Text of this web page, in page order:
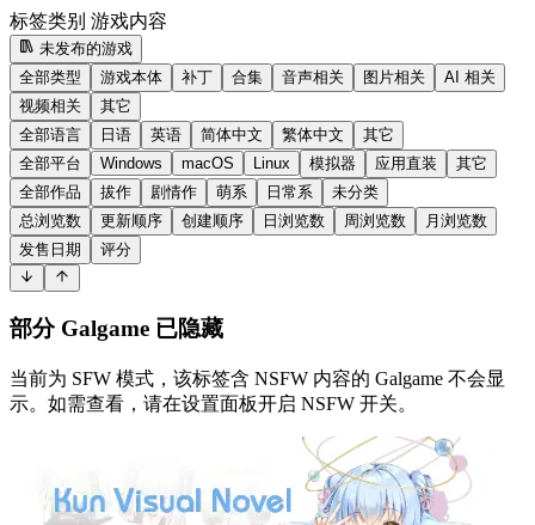
标签类别 游戏内容
未发布的游戏
全部类型
游戏本体 补丁 合集 音声相关 图片相关
AI 相关
视频相关
其它
全部语言
日语 英语 简体中文 繁体中文
其它
全部平台
Windows macOS Linux 模拟器 应用直装
其它
全部作品
拔作 剧情作 萌系 日常系
未分类
总浏览数
更新顺序 创建顺序 日浏览数 周浏览数
月浏览数
发售日期
评分
部分 Galgame 已隐藏
当前为 SFW 模式，该标签含 NSFW 内容的 Galgame 不会显
示。如需查看，请在设置面板开启 NSFW 开关。